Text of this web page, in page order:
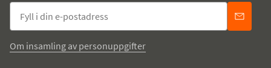
Om insamling av personuppgifter